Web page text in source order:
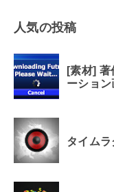
人気の投稿
[素材]
ーション
タイム